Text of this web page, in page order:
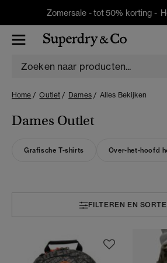
Zomersale - tot 50% korting -
Home Outlet Dames Alles Bekijken
Dames Outlet
Grafische T-shirts Over-het-hoofd
FILTEREN EN